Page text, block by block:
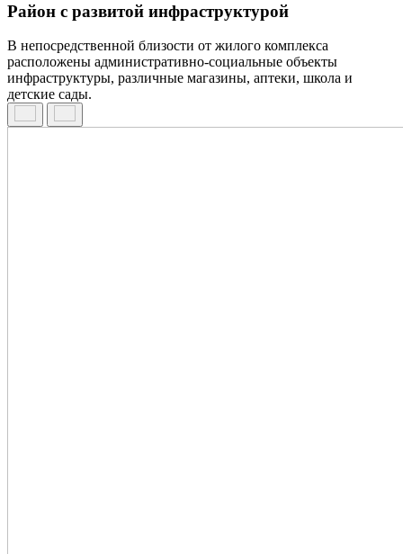
Район с развитой инфраструктурой
В непосредственной близости от жилого комплекса
расположены административно-социальные объекты
инфраструктуры, различные магазины, аптеки, школа и
детские сады.